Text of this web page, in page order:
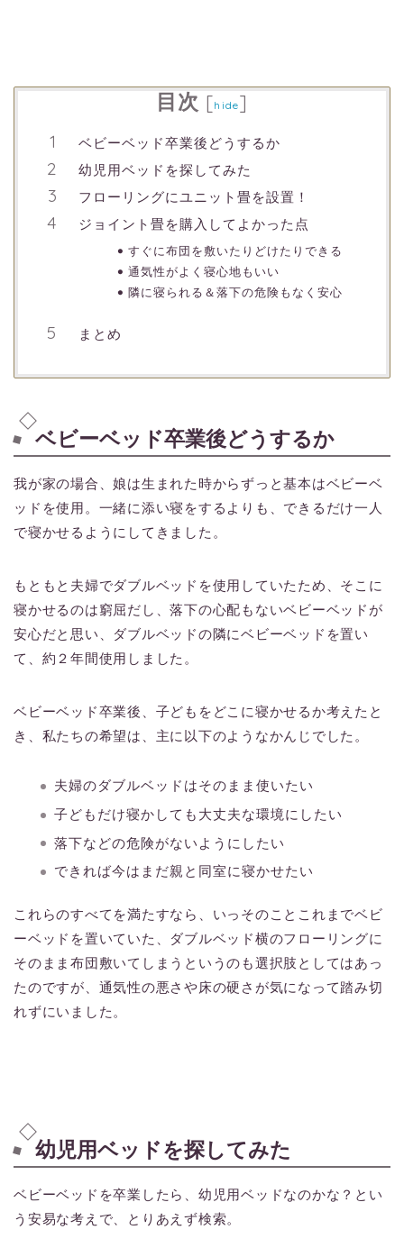
目次 [hide]
ベビーベッド卒業後どうするか
幼児用ベッドを探してみた
フローリングにユニット畳を設置！
ジョイント畳を購入してよかった点
すぐに布団を敷いたりどけたりできる
通気性がよく寝心地もいい
隣に寝られる＆落下の危険もなく安心
まとめ
ベビーベッド卒業後どうするか
我が家の場合、娘は生まれた時からずっと基本はベビーベ
ッドを使用。一緒に添い寝をするよりも、できるだけ一人
で寝かせるようにしてきました。
もともと夫婦でダブルベッドを使用していたため、そこに
寝かせるのは窮屈だし、落下の心配もないベビーベッドが
安心だと思い、ダブルベッドの隣にベビーベッドを置い
て、約２年間使用しました。
ベビーベッド卒業後、子どもをどこに寝かせるか考えたと
き、私たちの希望は、主に以下のようなかんじでした。
夫婦のダブルベッドはそのまま使いたい
子どもだけ寝かしても大丈夫な環境にしたい
落下などの危険がないようにしたい
できれば今はまだ親と同室に寝かせたい
これらのすべてを満たすなら、いっそのことこれまでベビ
ーベッドを置いていた、ダブルベッド横のフローリングに
そのまま布団敷いてしまうというのも選択肢としてはあっ
たのですが、通気性の悪さや床の硬さが気になって踏み切
れずにいました。
幼児用ベッドを探してみた
ベビーベッドを卒業したら、幼児用ベッドなのかな？とい
う安易な考えで、とりあえず検索。